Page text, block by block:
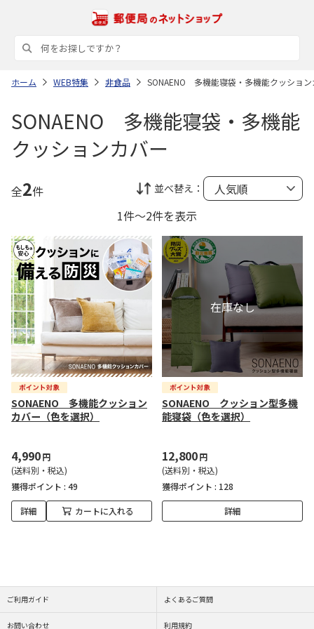
ホーム WEB特集 非食品 SONAENO 多機能寝袋・多機能クッション
SONAENO 多機能寝袋・多機能
クッションカバー
全2件 並べ替え：
1件～2件を表示
SONAENO 多機能クッション
カバー（色を選択）
4,990円
(送料別・税込)
獲得ポイント : 49
詳細 カートに入れる
SONAENO クッション型多機
能寝袋（色を選択）
12,800円
(送料別・税込)
獲得ポイント : 128
詳細
ご利用ガイド よくあるご質問
お問い合わせ 利用規約